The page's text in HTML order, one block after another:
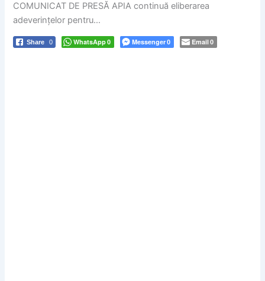
COMUNICAT DE PRESĂ APIA continuă eliberarea
adeverințelor pentru…
Share 0 WhatsApp 0 Messenger 0 Email 0